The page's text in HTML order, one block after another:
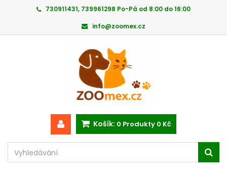
730911431, 739961298 Po-Pá od 8:00 do 16:00
info@zoomex.cz
Košík: 0 Produkty 0 Kč